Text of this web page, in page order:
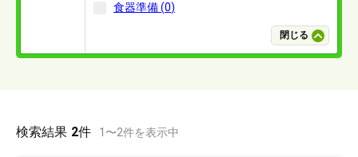
食器準備(0)
閉じる
検索結果 2件 1 〜2件を表示中